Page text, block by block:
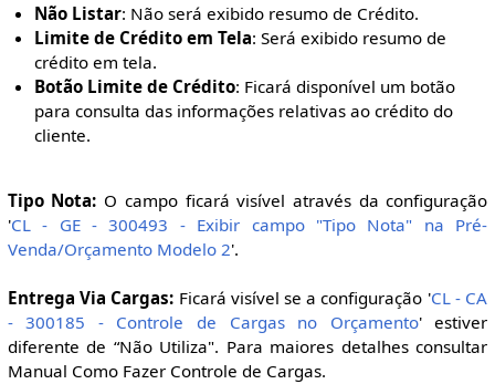
Não Listar: Não será exibido resumo de Crédito.
Limite de Crédito em Tela: Será exibido resumo de
crédito em tela.
Botão Limite de Crédito: Ficará disponível um botão
para consulta das informações relativas ao crédito do
cliente.
Tipo Nota: O campo ficará visível através da configuração
'CL - GE - 300493 - Exibir campo "Tipo Nota" na Pré-
Venda/Orçamento Modelo 2'.
Entrega Via Cargas: Ficará visível se a configuração 'CL - CA
- 300185 - Controle de Cargas no Orçamento' estiver
diferente de “Não Utiliza". Para maiores detalhes consultar
Manual Como Fazer Controle de Cargas.